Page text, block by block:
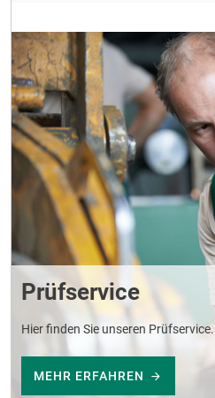
Prüfservice
Hier finden Sie unseren Prüfservice.
MEHR ERFAHREN